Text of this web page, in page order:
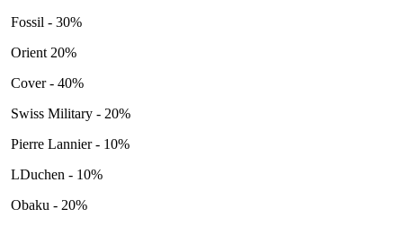
Fossil - 30%
Orient 20%
Cover - 40%
Swiss Military - 20%
Pierre Lannier - 10%
LDuchen - 10%
Obaku - 20%